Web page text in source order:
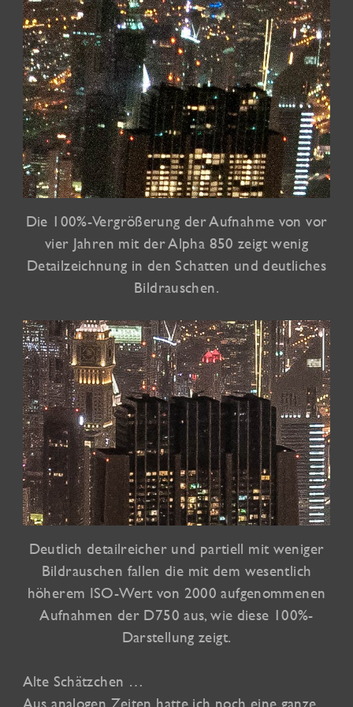
Die 100%-Vergrößerung der Aufnahme von vor
vier Jahren mit der Alpha 850 zeigt wenig
Detailzeichnung in den Schatten und deutliches
Bildrauschen.
Deutlich detailreicher und partiell mit weniger
Bildrauschen fallen die mit dem wesentlich
höherem ISO-Wert von 2000 aufgenommenen
Aufnahmen der D750 aus, wie diese 100%-
Darstellung zeigt.
Alte Schätzchen …
Aus analogen Zeiten hatte ich noch eine ganze